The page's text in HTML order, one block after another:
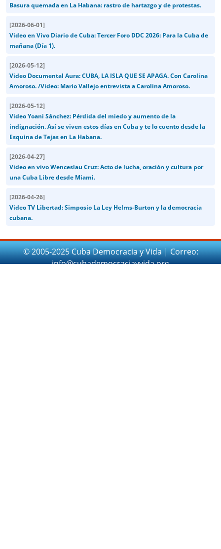
Basura quemada en La Habana: rastro de hartazgo y de protestas.
[2026-06-01]
Video en Vivo Diario de Cuba: Tercer Foro DDC 2026: Para la Cuba de
mañana (Día 1).
[2026-05-12]
Video Documental Aura: CUBA, LA ISLA QUE SE APAGA. Con Carolina
Amoroso. /Video: Mario Vallejo entrevista a Carolina Amoroso.
[2026-05-12]
Video Yoani Sánchez: Pérdida del miedo y aumento de la
indignación. Así se viven estos días en Cuba y te lo cuento desde la
Esquina de Tejas en La Habana.
[2026-04-27]
Video en vivo Wenceslau Cruz: Acto de lucha, oración y cultura por
una Cuba Libre desde Miami.
[2026-04-26]
Video TV Libertad: Simposio La Ley Helms-Burton y la democracia
cubana.
© 2005-2025 Cuba Democracia y Vida | Correo:
info@cubademocraciayvida.org